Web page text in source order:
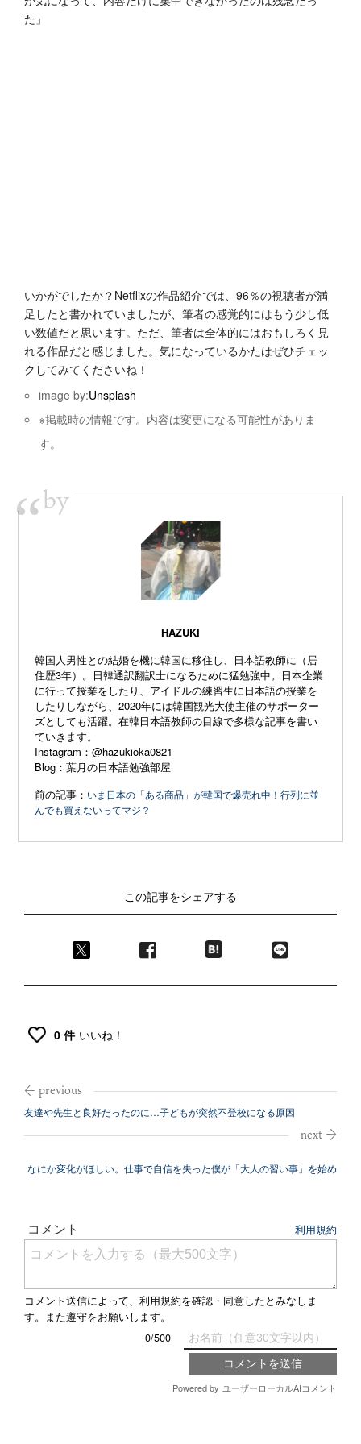
た」
いかがでしたか？Netflixの作品紹介では、96％の視聴者が満
足したと書かれていましたが、筆者の感覚的にはもう少し低
い数値だと思います。ただ、筆者は全体的にはおもしろく見
れる作品だと感じました。気になっているかたはぜひチェッ
クしてみてくださいね！
image by:Unsplash
※掲載時の情報です。内容は変更になる可能性がありま
す。
“by
HAZUKI
韓国人男性との結婚を機に韓国に移住し、日本語教師に（居
住歴3年）。日韓通訳翻訳士になるために猛勉強中。日本企業
に行って授業をしたり、アイドルの練習生に日本語の授業を
したりしながら、2020年には韓国観光大使主催のサポーター
ズとしても活躍。在韓日本語教師の目線で多様な記事を書い
ていきます。
Instagram：@hazukioka0821
Blog：葉月の日本語勉強部屋
前の記事： いま日本の「ある商品」が韓国で爆売れ中！行列に並
んでも買えないってマジ？
この記事をシェアする
0 件 いいね！
友達や先生と良好だったのに…子どもが突然不登校になる原因
なにか変化がほしい。仕事で自信を失った僕が「大人の習い事」を始め